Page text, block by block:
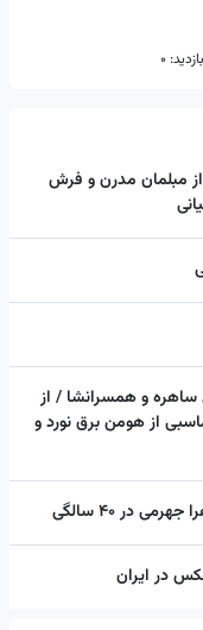
بازدید: 0
مبلمان مدرن و فرش
ساهره و همسرانشا / از
از هومن برق نورد و
در ۴۰ سالگی
در ایران